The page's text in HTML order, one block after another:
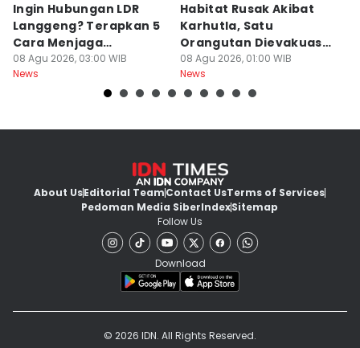
Ingin Hubungan LDR
Langgeng? Terapkan 5
Cara Menjaga
Kesetiaan Ini
08 Agu 2026, 03:00 WIB
News
Habitat Rusak Akibat
Karhutla, Satu
Orangutan Dievakuasi
di Ketapang
08 Agu 2026, 01:00 WIB
News
About UsEditorial TeamContact UsTerms of Services
Pedoman Media SiberIndexSitemap
Follow Us
Download
© 2026 IDN. All Rights Reserved.